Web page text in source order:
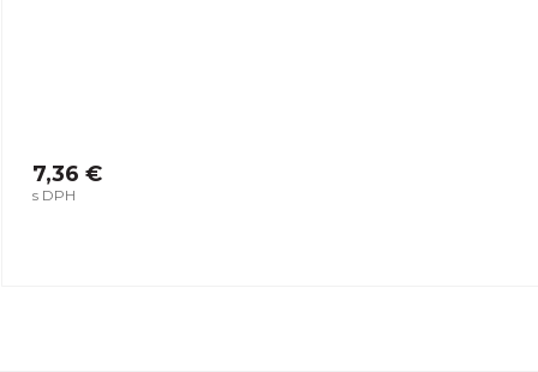
7,36 €
s DPH